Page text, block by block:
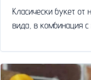
Класически букет от
вида, в комбинация с